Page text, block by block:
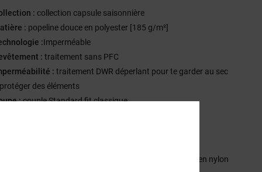
: collection capsule saisonnière
: popeline douce en polyester [185 g/m²]
:Imperméable
: traitement sans PFC
: traitement DWR déperlant pour te garder au sec
des éléments
:couple Standard fit classique
deux poches avec fermeture zippée #3 inversée en nylon